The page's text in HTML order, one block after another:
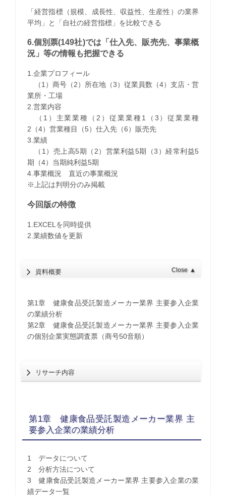
「経営指標（規模、成長性、収益性、生産性）の業界
平均」と「自社の経営指標」を比較できる
6.個別票(149社)では「仕入先、販売先、事業概
況」等の情報も把握できる
1.企業プロフィール
（1）商号（2）所在地（3）従業員数（4）支店・営
業所・工場
2.営業内容
（1）主業業種（2）従業業種1（3）従業業種
2（4）営業種目（5）仕入先（6）販売先
3.業績
（1）売上高5期（2）営業利益5期（3）経常利益5
期（4）当期純利益5期
4.事業概況 直近の事業概況
※上記は判明分のみ掲載
今回版の特徴
1.EXCELを同時提供
2.業績数値を更新
資料概要 Close ▲
第1章 健康食品受託製造メーカー業界 主要参入企業
の業績分析
第2章 健康食品受託製造メーカー業界 主要参入企業
の個別企業実態調査票（商号50音順）
リサーチ内容
第1章 健康食品受託製造メーカー業界 主
要参入企業の業績分析
1 データについて
2 分析方法について
3 健康食品受託製造メーカー業界 主要参入企業の業
績データ一覧